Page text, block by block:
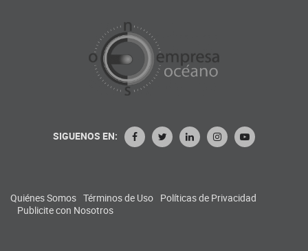
SIGUENOS EN:
Quiénes Somos Términos de Uso Políticas de Privacidad
Publicite con Nosotros